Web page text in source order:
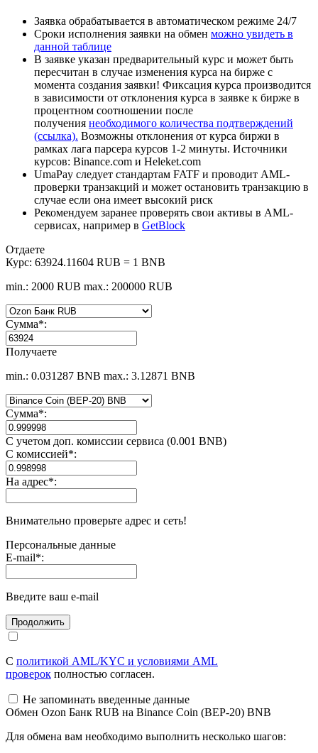
Заявка обрабатывается в автоматическом режиме 24/7
Сроки исполнения заявки на обмен можно увидеть в
данной таблице
В заявке указан предварительный курс и может быть
пересчитан в случае изменения курса на бирже с
момента создания заявки! Фиксация курса производится
в зависимости от отклонения курса в заявке к бирже в
процентном соотношении после
получения необходимого количества подтверждений
(ссылка). Возможны отклонения от курса биржи в
рамках лага парсера курсов 1-2 минуты. Источники
курсов: Binance.com и Heleket.com
UmaPay следует стандартам FATF и проводит AML-
проверки транзакций и может остановить транзакцию в
случае если она имеет высокий риск
Рекомендуем заранее проверять свои активы в AML-
сервисах, например в GetBlock
Отдаете
Курс: 63924.11604 RUB = 1 BNB
min.: 2000 RUB max.: 200000 RUB
Сумма*:
Получаете
min.: 0.031287 BNB max.: 3.12871 BNB
Сумма*:
С учетом доп. комиссии сервиса (0.001 BNB)
С комиссией*:
На адрес*:
Внимательно проверьте адрес и сеть!
Персональные данные
E-mail*:
Введите ваш e-mail
С политикой AML/KYC и условиями AML
проверок полностью согласен.
Не запоминать введенные данные
Обмен Ozon Банк RUB на Binance Coin (BEP-20) BNB
Для обмена вам необходимо выполнить несколько шагов: